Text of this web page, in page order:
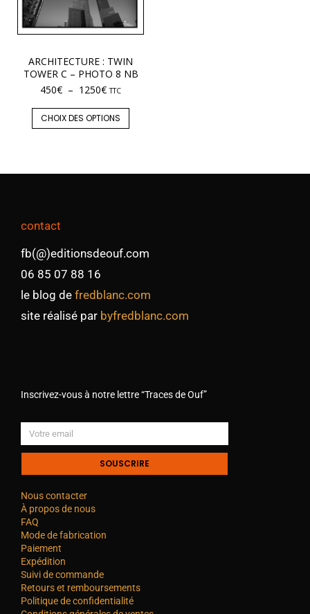
ARCHITECTURE : TWIN
TOWER C – PHOTO 8 NB
450€ – 1250€ TTC
CHOIX DES OPTIONS
contact
fb(@)editionsdeouf.com
06 85 07 88 16
le blog de fredblanc.com
site réalisé par byfredblanc.com
Inscrivez-vous à notre lettre “Traces de Ouf”
SOUSCRIRE
Nous contacter
À propos de nous
FAQ
Mode de fabrication
Paiement
Expédition
Suivi de commande
Retours et remboursements
Politique de confidentialité